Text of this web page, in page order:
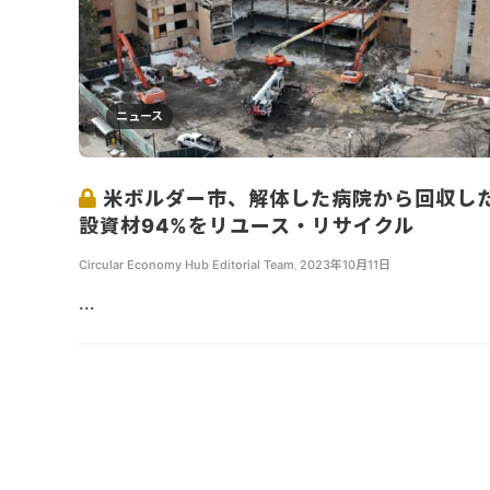
ニュース
米ボルダー市、解体した病院から回収し
設資材94%をリユース・リサイクル
Circular Economy Hub Editorial Team, 2023年10月11日
...